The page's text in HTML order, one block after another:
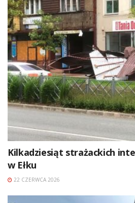
Kilkadziesiąt strażackich
w Ełku
22 CZERWCA 2026